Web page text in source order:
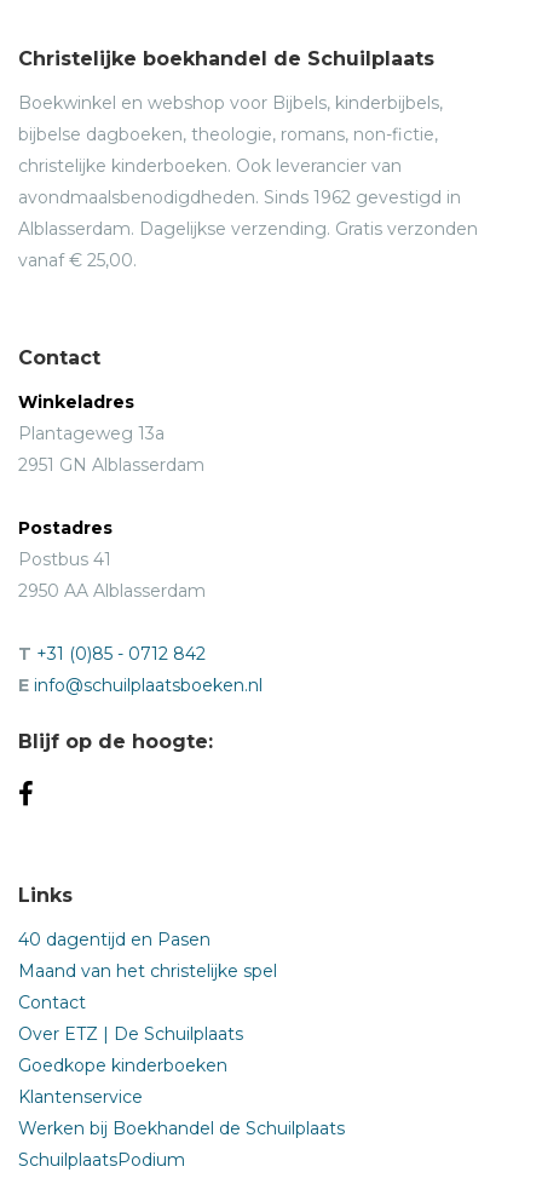
Christelijke boekhandel de Schuilplaats
Boekwinkel en webshop voor Bijbels, kinderbijbels,
bijbelse dagboeken, theologie, romans, non-fictie,
christelijke kinderboeken. Ook leverancier van
avondmaalsbenodigdheden. Sinds 1962 gevestigd in
Alblasserdam. Dagelijkse verzending. Gratis verzonden
vanaf € 25,00.
Contact
Winkeladres
Plantageweg 13a
2951 GN Alblasserdam
Postadres
Postbus 41
2950 AA Alblasserdam
T +31 (0)85 - 0712 842
E info@schuilplaatsboeken.nl
Blijf op de hoogte:
Links
40 dagentijd en Pasen
Maand van het christelijke spel
Contact
Over ETZ | De Schuilplaats
Goedkope kinderboeken
Klantenservice
Werken bij Boekhandel de Schuilplaats
SchuilplaatsPodium